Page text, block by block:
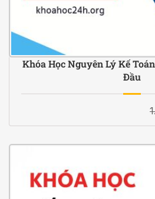
Khóa Học Nguyên Lý Kế
Đầu